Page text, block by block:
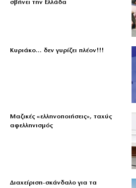
σβήνει την Ελλάδα
Κυριάκο… δεν γυρίζει πλέον!!!
Μαζικές «ελληνοποιήσεις», ταχύς
αφελληνισμός
Διαχείριση-σκάνδαλο για τα